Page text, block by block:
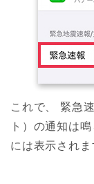
これで、 緊急
ト）の通知は
には表示されま